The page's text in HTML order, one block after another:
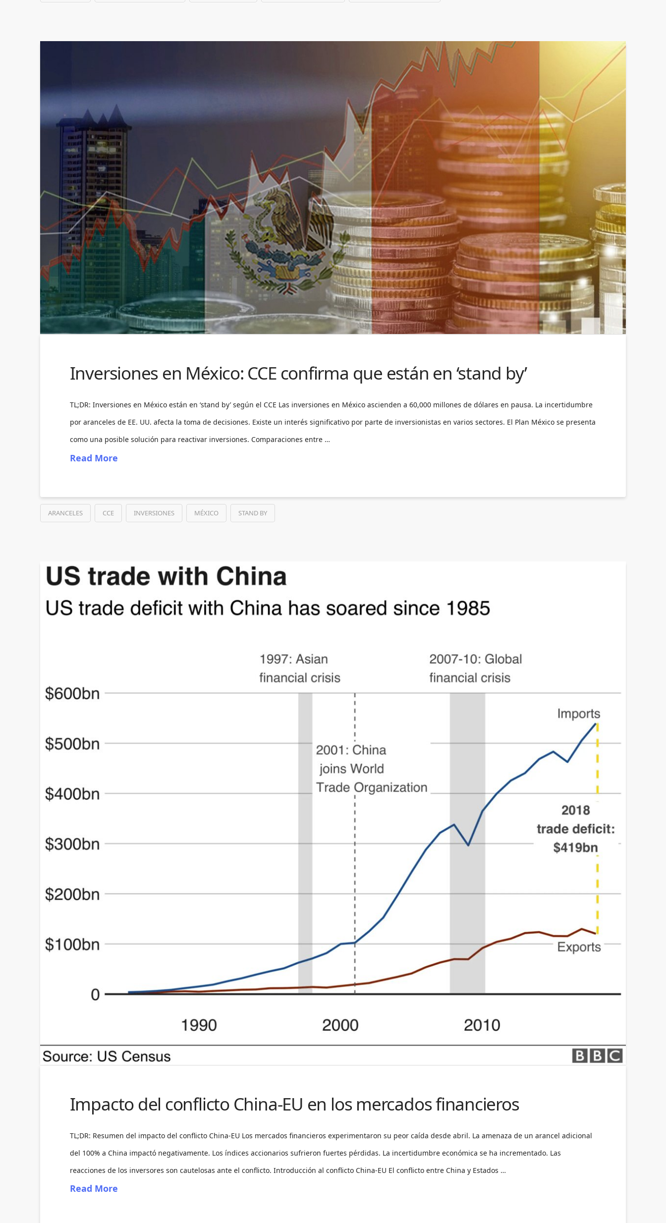
Inversiones en México: CCE confirma que están en ‘stand by’
TL;DR: Inversiones en México están en ‘stand by’ según el CCE Las inversiones en México ascienden a 60,000 millones de dólares en pausa. La incertidumbre
por aranceles de EE. UU. afecta la toma de decisiones. Existe un interés significativo por parte de inversionistas en varios sectores. El Plan México se presenta
como una posible solución para reactivar inversiones. Comparaciones entre …
Read More
ARANCELES CCE INVERSIONES MÉXICO STAND BY
Impacto del conflicto China-EU en los mercados financieros
TL;DR: Resumen del impacto del conflicto China-EU Los mercados financieros experimentaron su peor caída desde abril. La amenaza de un arancel adicional
del 100% a China impactó negativamente. Los índices accionarios sufrieron fuertes pérdidas. La incertidumbre económica se ha incrementado. Las
reacciones de los inversores son cautelosas ante el conflicto. Introducción al conflicto China-EU El conflicto entre China y Estados …
Read More